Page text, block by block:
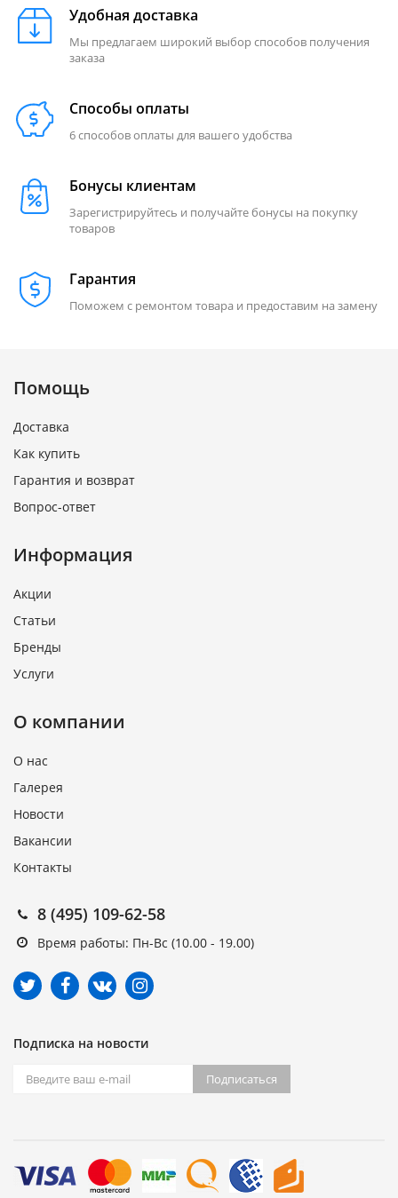
Удобная доставка
Мы предлагаем широкий выбор способов получения
заказа
Способы оплаты
6 способов оплаты для вашего удобства
Бонусы клиентам
Зарегистрируйтесь и получайте бонусы на покупку
товаров
Гарантия
Поможем с ремонтом товара и предоставим на замену
Помощь
Доставка
Как купить
Гарантия и возврат
Вопрос-ответ
Информация
Акции
Статьи
Бренды
Услуги
О компании
О нас
Галерея
Новости
Вакансии
Контакты
8 (495) 109-62-58
Время работы: Пн-Вс (10.00 - 19.00)
Подписка на новости
Подписаться